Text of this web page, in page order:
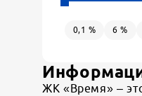
0,1 % 6 %
ЖК «Время» –